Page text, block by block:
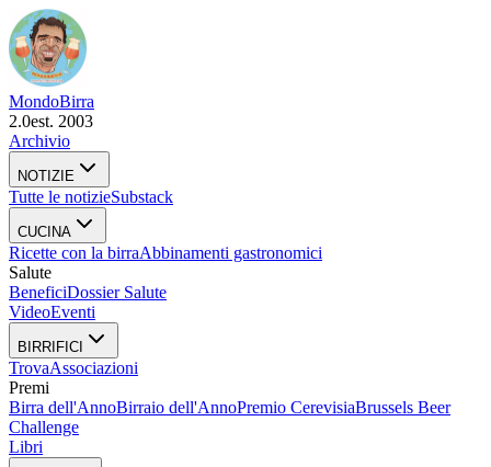
MondoBirra
2.0est. 2003
Archivio
NOTIZIE
Tutte le notizieSubstack
CUCINA
Ricette con la birraAbbinamenti gastronomici
Salute
BeneficiDossier Salute
VideoEventi
BIRRIFICI
TrovaAssociazioni
Premi
Birra dell'AnnoBirraio dell'AnnoPremio CerevisiaBrussels Beer
Challenge
Libri